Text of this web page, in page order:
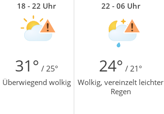
18 - 22 Uhr
22 - 06 Uhr
31° / 25° 24° / 21°
Überwiegend wolkig
Wolkig, vereinzelt leichter
Regen